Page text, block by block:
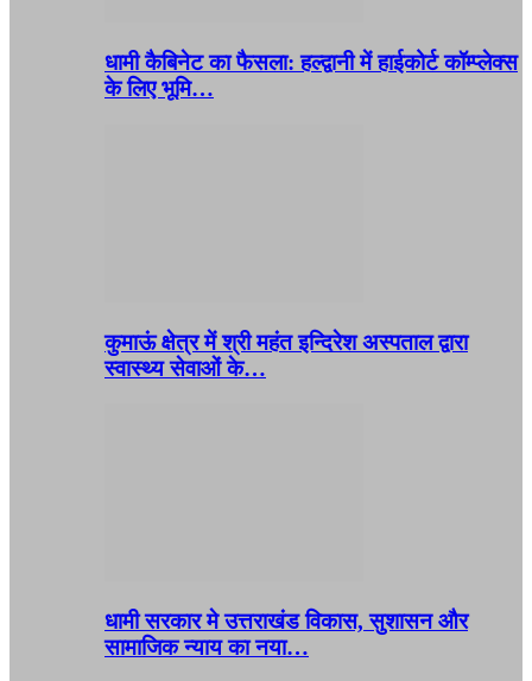
धामी कैबिनेट का फैसला: हल्द्वानी में हाईकोर्ट कॉम्प्लेक्स
के लिए भूमि…
कुमाऊं क्षेत्र में श्री महंत इन्दिरेश अस्पताल द्वारा
स्वास्थ्य सेवाओं के…
धामी सरकार मे उत्तराखंड विकास, सुशासन और
सामाजिक न्याय का नया…